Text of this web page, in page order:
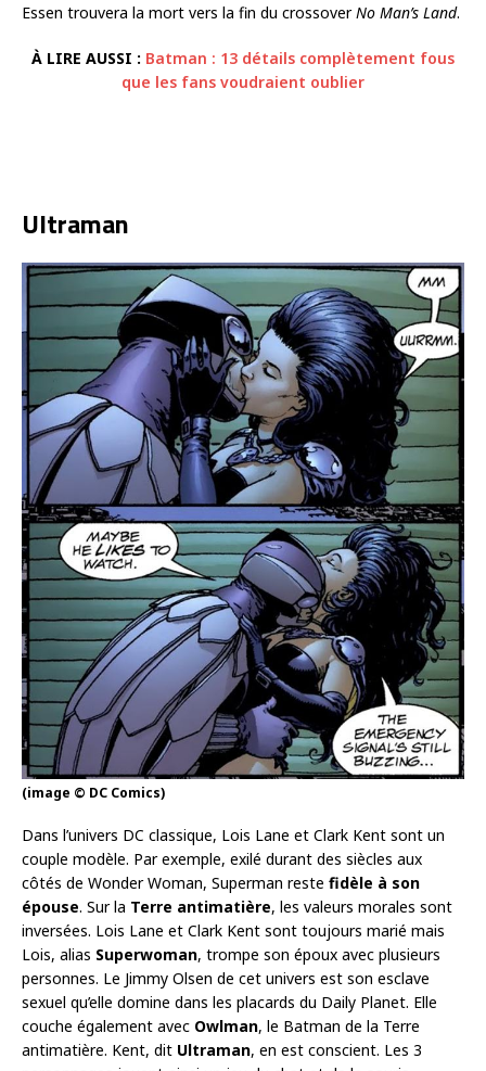
Essen trouvera la mort vers la fin du crossoverNo Man’s Land.
À LIRE AUSSI : Batman : 13 détails complètement fous
que les fans voudraient oublier
Ultraman
(image © DC Comics)
Dans l’univers DC classique, Lois Lane et Clark Kent sont un
couple modèle. Par exemple, exilé durant des siècles aux
côtés de Wonder Woman, Superman reste fidèle à son
épouse. Sur la Terre antimatière, les valeurs morales sont
inversées. Lois Lane et Clark Kent sont toujours marié mais
Lois, alias Superwoman, trompe son époux avec plusieurs
personnes. Le Jimmy Olsen de cet univers est son esclave
sexuel qu’elle domine dans les placards du Daily Planet. Elle
couche également avec Owlman, le Batman de la Terre
antimatière. Kent, dit Ultraman, en est conscient. Les 3